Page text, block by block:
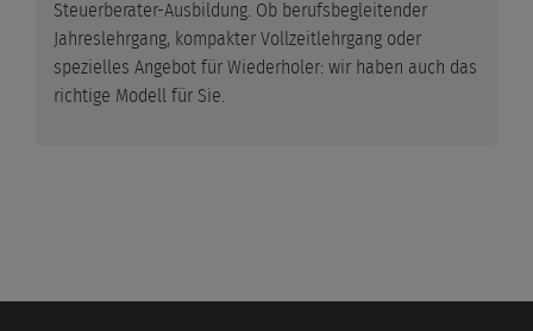
Steuerberater-Ausbildung. Ob berufsbegleitender
Jahreslehrgang, kompakter Vollzeitlehrgang oder
spezielles Angebot für Wiederholer: wir haben auch das
richtige Modell für Sie.